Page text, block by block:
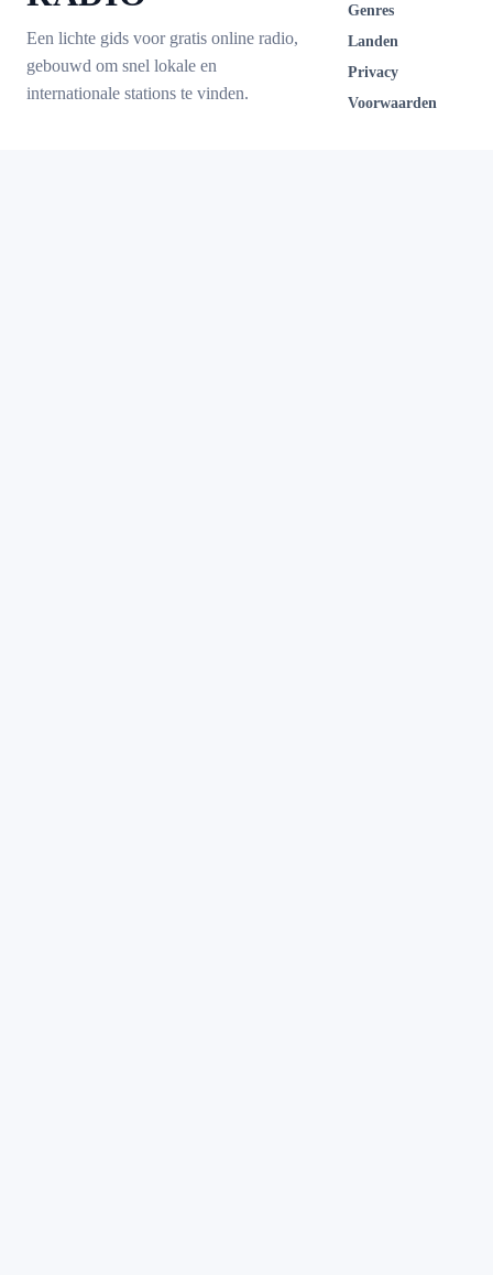
Een lichte gids voor gratis online radio,
gebouwd om snel lokale en
internationale stations te vinden.
Genres
Landen
Privacy
Voorwaarden